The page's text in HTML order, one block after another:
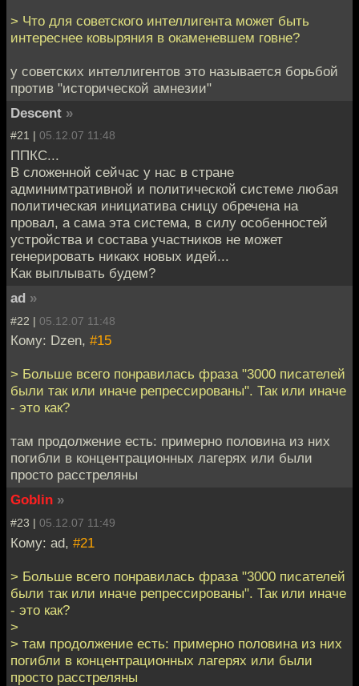
> Что для советского интеллигента может быть
интереснее ковыряния в окаменевшем говне?
у советских интеллигентов это называется борьбой
против "исторической амнезии"
Descent »
#21 | 05.12.07 11:48
ППКС...
В сложенной сейчас у нас в стране
админимтративной и политической системе любая
политическая инициатива сницу обречена на
провал, а сама эта система, в силу особенностей
устройства и состава участников не может
генерировать никакх новых идей...
Как выплывать будем?
ad »
#22 | 05.12.07 11:48
Кому: Dzen, #15
> Больше всего понравилась фраза "3000 писателей
были так или иначе репрессированы". Так или иначе
- это как?
там продолжение есть: примерно половина из них
погибли в концентрационных лагерях или были
просто расстреляны
Goblin »
#23 | 05.12.07 11:49
Кому: ad, #21
> Больше всего понравилась фраза "3000 писателей
были так или иначе репрессированы". Так или иначе
- это как?
>
> там продолжение есть: примерно половина из них
погибли в концентрационных лагерях или были
просто расстреляны